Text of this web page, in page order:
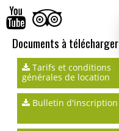
Documents à télécharger
Tarifs et conditions
générales de location
Bulletin d'inscription